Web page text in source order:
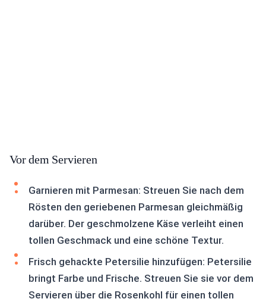
Vor dem Servieren
Garnieren mit Parmesan: Streuen Sie nach dem
Rösten den geriebenen Parmesan gleichmäßig
darüber. Der geschmolzene Käse verleiht einen
tollen Geschmack und eine schöne Textur.
Frisch gehackte Petersilie hinzufügen: Petersilie
bringt Farbe und Frische. Streuen Sie sie vor dem
Servieren über die Rosenkohl für einen tollen